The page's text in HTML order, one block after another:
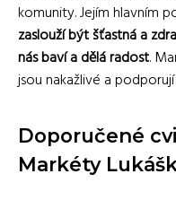
komunity. Jejím hlavním
zaslouží být šťastná a
nás baví a dělá radost.
jsou nakažlivé a
Doporučené
Markéty